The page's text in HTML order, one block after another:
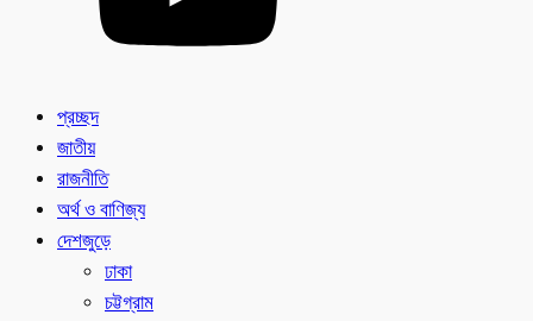
প্রচ্ছদ
জাতীয়
রাজনীতি
অর্থ ও বাণিজ্য
দেশজুড়ে
ঢাকা
চট্টগ্রাম